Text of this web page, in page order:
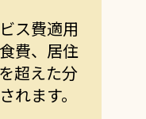
ス費適用
費、居住
超えた分
れます。